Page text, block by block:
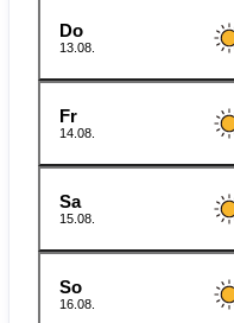
Do
13.08.
Fr
14.08.
Sa
15.08.
So
16.08.